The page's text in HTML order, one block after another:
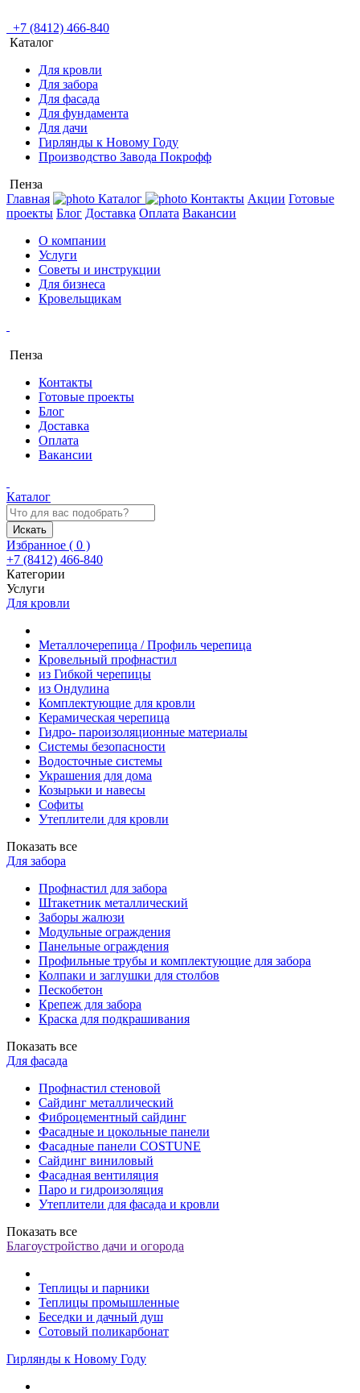
+7 (8412) 466-840
Каталог
Для кровли
Для забора
Для фасада
Для фундамента
Для дачи
Гирлянды к Новому Году
Производство Завода Покрофф
Пенза
Главная
Каталог Контакты Акции Готовые
проекты Блог Доставка Оплата Вакансии
О компании
Услуги
Советы и инструкции
Для бизнеса
Кровельщикам
Пенза
Контакты
Готовые проекты
Блог
Доставка
Оплата
Вакансии
Каталог
Искать
Избранное ( 0 )
+7 (8412) 466-840
Категории
Услуги
Для кровли
Металлочерепица / Профиль черепица
Кровельный профнастил
из Гибкой черепицы
из Ондулина
Комплектующие для кровли
Керамическая черепица
Гидро- пароизоляционные материалы
Системы безопасности
Водосточные системы
Украшения для дома
Козырьки и навесы
Софиты
Утеплители для кровли
Показать все
Для забора
Профнастил для забора
Штакетник металлический
Заборы жалюзи
Модульные ограждения
Панельные ограждения
Профильные трубы и комплектующие для забора
Колпаки и заглушки для столбов
Пескобетон
Крепеж для забора
Краска для подкрашивания
Показать все
Для фасада
Профнастил стеновой
Сайдинг металлический
Фиброцементный сайдинг
Фасадные и цокольные панели
Фасадные панели COSTUNE
Сайдинг виниловый
Фасадная вентиляция
Паро и гидроизоляция
Утеплители для фасада и кровли
Показать все
Благоустройство дачи и огорода
Теплицы и парники
Теплицы промышленные
Беседки и дачный душ
Сотовый поликарбонат
Гирлянды к Новому Году